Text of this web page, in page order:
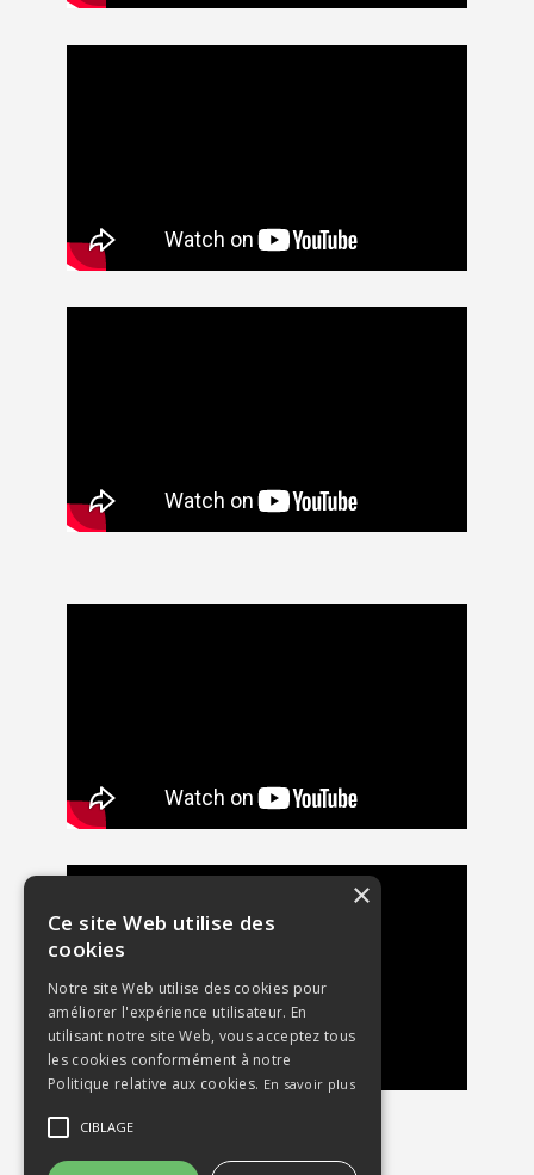
×
Ce site Web utilise des
cookies
Notre site Web utilise des cookies pour
améliorer l'expérience utilisateur. En
utilisant notre site Web, vous acceptez tous
les cookies conformément à notre
Politique relative aux cookies. En savoir plus
CIBLAGE